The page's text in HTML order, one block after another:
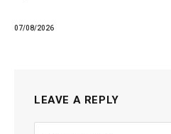
07/08/2026
LEAVE A REPLY